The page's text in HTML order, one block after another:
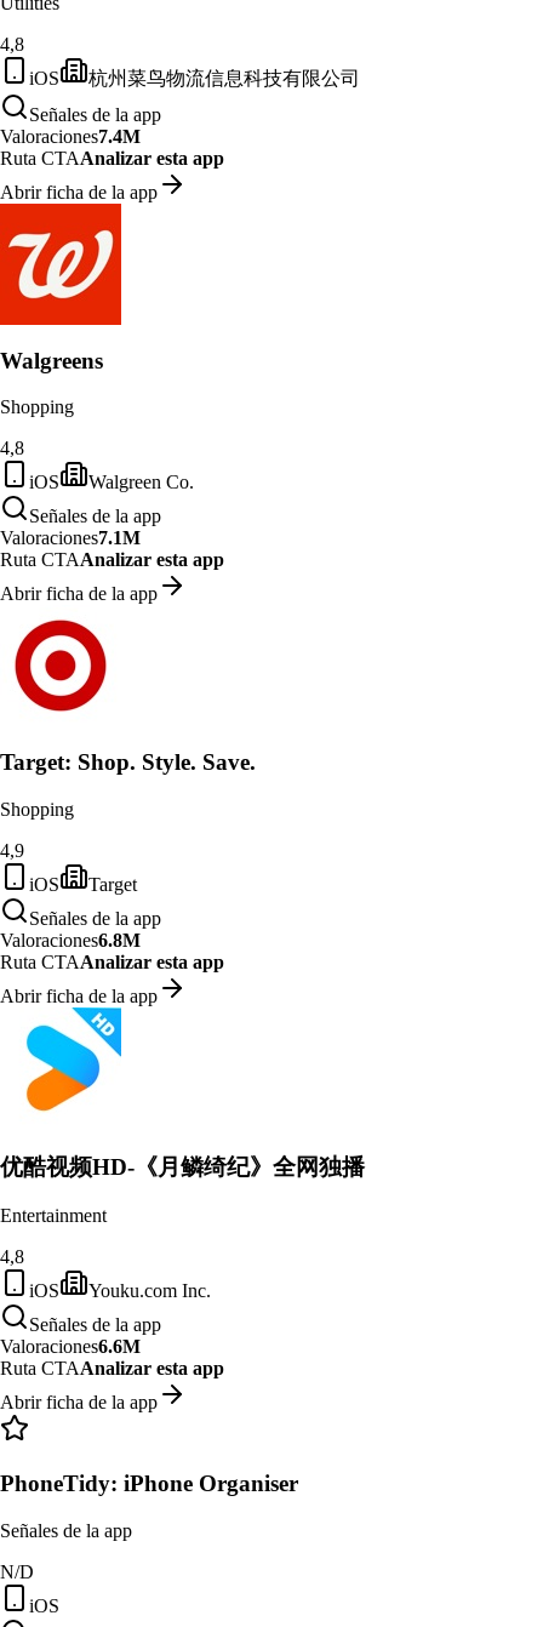
4,8
iOS
杭州菜鸟物流信息科技有限公司
Señales de la app
Valoraciones7.4M
Ruta CTAAnalizar esta app
Abrir ficha de la app
Walgreens
Shopping
4,8
iOS
Walgreen Co.
Señales de la app
Valoraciones7.1M
Ruta CTAAnalizar esta app
Abrir ficha de la app
Target: Shop. Style. Save.
Shopping
4,9
iOS
Target
Señales de la app
Valoraciones6.8M
Ruta CTAAnalizar esta app
Abrir ficha de la app
优酷视频HD-《月鳞绮纪》全网独播
Entertainment
4,8
iOS
Youku.com Inc.
Señales de la app
Valoraciones6.6M
Ruta CTAAnalizar esta app
Abrir ficha de la app
PhoneTidy: iPhone Organiser
Señales de la app
N/D
iOS